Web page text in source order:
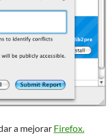
a mejorar Firefox.